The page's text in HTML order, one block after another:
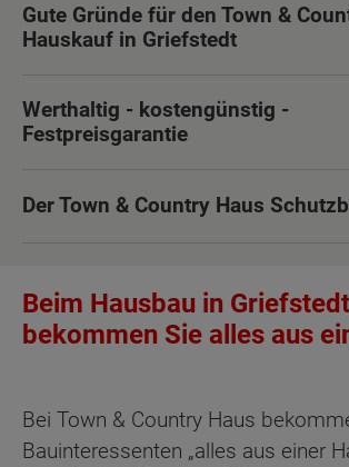
Gute Gründe für den Town &
Hauskauf in Griefstedt
Werthaltig - kostengünstig -
Festpreisgarantie
Der Town & Country Haus
Beim Hausbau in Griefstedt
bekommen Sie alles aus
Bei Town & Country Haus
Bauinteressenten „alles aus einer